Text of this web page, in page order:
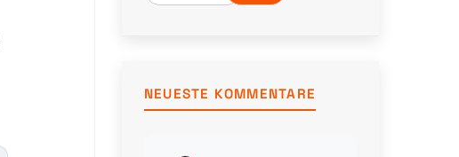
3
Uhr.
NEUESTE KOMMENTARE